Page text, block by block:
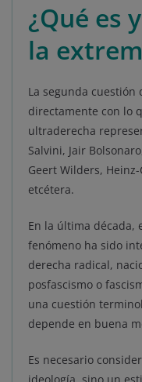
¿Qué es
la
La segunda cuestión
directamente con lo
ultraderecha
Salvini, Jair
Geert Wilders,
etcétera.
En la última década,
fenómeno ha sido
derecha radical,
posfascismo o
una cuestión
depende en buena
Es necesario